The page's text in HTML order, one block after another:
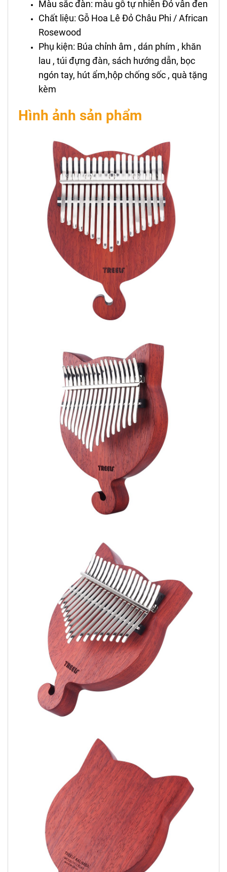
Màu sắc đàn: màu gỗ tự nhiên Đỏ vân đen
Chất liệu: Gỗ Hoa Lê Đỏ Châu Phi / African
Rosewood
Phụ kiện: Búa chỉnh âm , dán phím , khăn
lau , túi đựng đàn, sách hướng dẫn, bọc
ngón tay, hút ẩm,hộp chống sốc , quà tặng
kèm
Hình ảnh sản phẩm